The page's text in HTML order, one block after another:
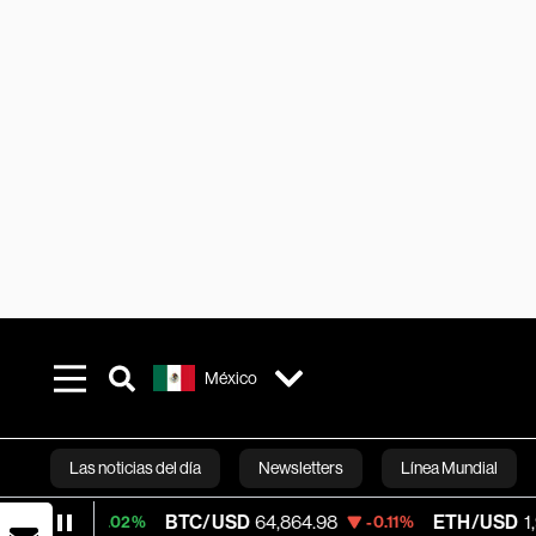
México
Las noticias del día Newsletters Línea Mundial
Bloomberg
BTC/USD 64,864.98 -0.11% ETH/USD 1,914.115